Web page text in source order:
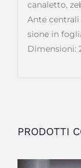
canaletto,
Ante
sione in
Dimensioni:
PRODOTTI